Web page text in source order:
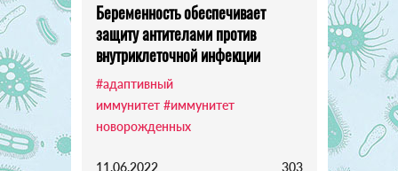
Беременность обеспечивает
защиту антителами против
внутриклеточной инфекции
#адаптивный
иммунитет #иммунитет
новорожденных
11.06.2022 303